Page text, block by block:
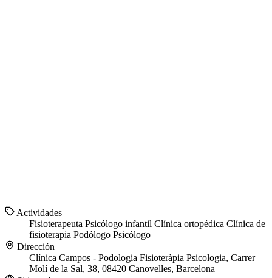
Actividades
Fisioterapeuta Psicólogo infantil Clínica ortopédica Clínica de
fisioterapia Podólogo Psicólogo
Dirección
Clínica Campos - Podologia Fisioteràpia Psicologia, Carrer
Molí de la Sal, 38, 08420 Canovelles, Barcelona